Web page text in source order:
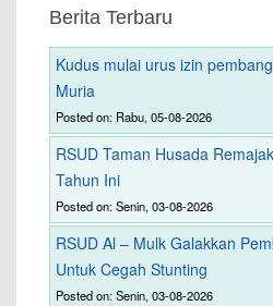
Berita Terbaru
Kudus mulai urus izin
Muria
Posted on: Rabu, 05-08-2026
RSUD Taman Husada
Tahun Ini
Posted on: Senin, 03-08-2026
RSUD Al – Mulk Galakkan
Untuk Cegah Stunting
Posted on: Senin, 03-08-2026